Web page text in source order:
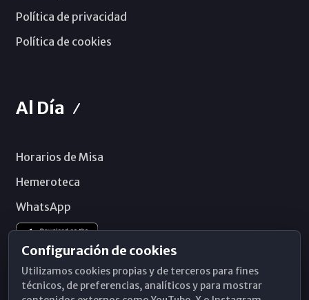
Política de privacidad
Política de cookies
Al Día
Horarios de Misa
Hemeroteca
WhatsApp
Configuración de cookies
Utilizamos cookies propias y de terceros para fines
técnicos, de preferencias, analíticos y para mostrar